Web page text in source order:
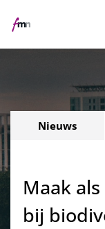
Nieuws
Maak
bij